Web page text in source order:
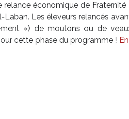
relance économique de Fraternité
Les éleveurs relancés
») de moutons ou de
cette phase du programme !